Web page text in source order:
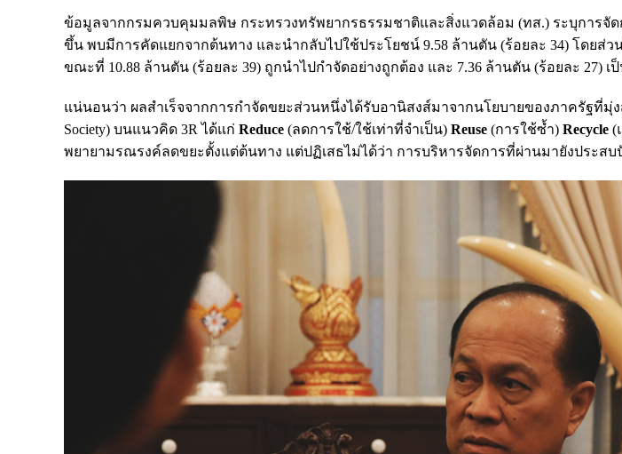
ข้อมูลจากกรมควบคุมมลพิษ กระทรวงทรัพยากรธรรมชาติและสิ่งแวดล้อม (ทส.) ระบุการจั
ขึ้น พบมีการคัดแยกจากต้นทาง และนำกลับไปใช้ประโยชน์ 9.58 ล้านตัน (ร้อยละ 34) โดยส่
ขณะที่ 10.88 ล้านตัน (ร้อยละ 39) ถูกนำไปกำจัดอย่างถูกต้อง และ 7.36 ล้านตัน (ร้อยละ 27)
แน่นอนว่า ผลสำเร็จจากการกำจัดขยะส่วนหนึ่งได้รับอานิสงส์มาจากนโยบายของภาครัฐที่มุ่ง
Society) บนแนวคิด 3R ได้แก่ Reduce (ลดการใช้/ใช้เท่าที่จำเป็น) Reuse (การใช้ซ้ำ) Recycle (
พยายามรณรงค์ลดขยะตั้งแต่ต้นทาง แต่ปฏิเสธไม่ได้ว่า การบริหารจัดการที่ผ่านมายังประส